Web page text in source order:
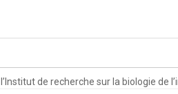
de recherche sur la biologie de